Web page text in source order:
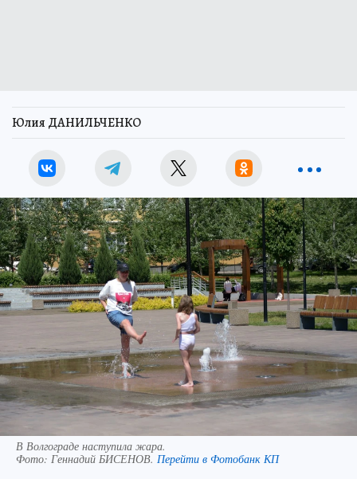
Юлия ДАНИЛЬЧЕНКО
В Волгограде наступила жара.
Фото: Геннадий БИСЕНОВ. Перейти в Фотобанк КП